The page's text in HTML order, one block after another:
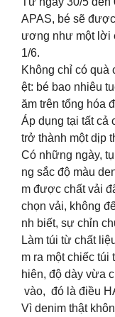
APAS, bé sẽ
ương như một lời
1/6.
Không chỉ có quà
ệt: bé bao nhiêu
ăm trên tổng hóa
Áp dụng tại tất cả
trở thành một dịp
Có những ngày,
ng sắc độ màu
m được chất vải
chọn vải, không
nh biết, sự chỉn
Làm túi từ chất
m ra một chiếc
hiên, độ dày vừa
vào, đó là điều
Vì denim thật